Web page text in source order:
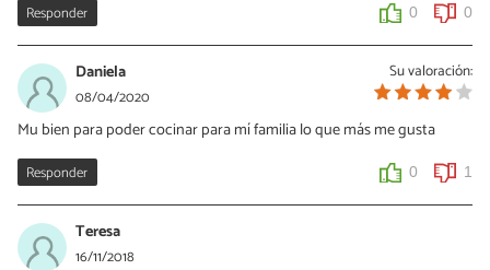
Responder 0 0
Su valoración:
Daniela
08/04/2020
Mu bien para poder cocinar para mí familia lo que más me gusta
Responder 0 1
Teresa
16/11/2018